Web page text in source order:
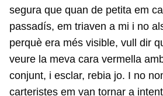
segura que quan de petita em
passadís, em triaven a mi i no
perquè era més visible, vull dir
veure la meva cara vermella
conjunt, i esclar, rebia jo. I no
carteristes em van tornar a